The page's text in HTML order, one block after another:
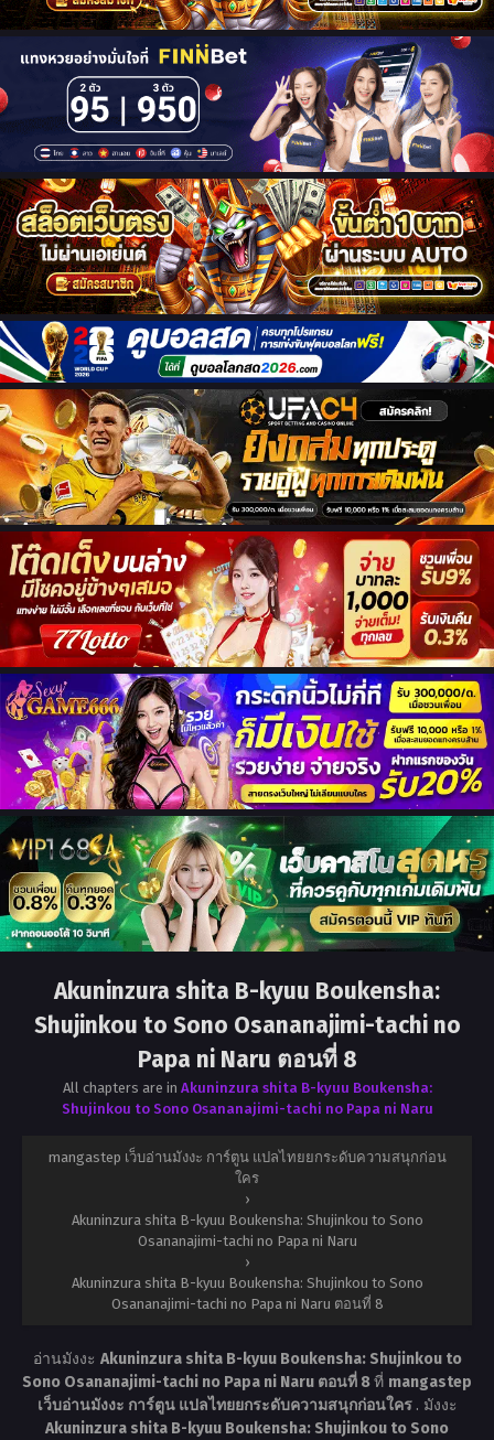
Akuninzura shita B-kyuu Boukensha:
Shujinkou to Sono Osananajimi-tachi no
Papa ni Naru ตอนที่ 8
All chapters are in Akuninzura shita B-kyuu Boukensha:
Shujinkou to Sono Osananajimi-tachi no Papa ni Naru
mangastep เว็บอ่านมังงะ การ์ตูน แปลไทยยกระดับความสนุกก่อน
ใคร
›
Akuninzura shita B-kyuu Boukensha: Shujinkou to Sono
Osananajimi-tachi no Papa ni Naru
›
Akuninzura shita B-kyuu Boukensha: Shujinkou to Sono
Osananajimi-tachi no Papa ni Naru ตอนที่ 8
อ่านมังงะ Akuninzura shita B-kyuu Boukensha: Shujinkou to
Sono Osananajimi-tachi no Papa ni Naru ตอนที่ 8ที่ mangastep
เว็บอ่านมังงะ การ์ตูน แปลไทยยกระดับความสนุกก่อนใคร . มังงะ
Akuninzura shita B-kyuu Boukensha: Shujinkou to Sono